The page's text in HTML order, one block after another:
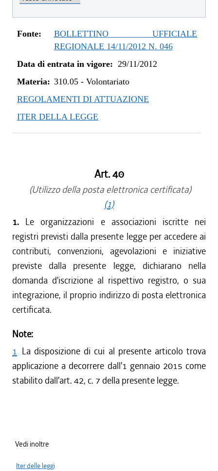
dal 08/08/2014 al 06/01/2015
dal 16/11/2013 al 07/08/2014
dal 07/01/2013 al 15/11/2013
dal 29/11/2012 al 06/01/2013
Fonte:
BOLLETTINO UFFICIALE
REGIONALE 14/11/2012 N. 046
Data di entrata in vigore: 29/11/2012
Materia: 310.05- Volontariato
REGOLAMENTI DI ATTUAZIONE
ITER DELLA LEGGE
Art. 40
(Utilizzo della posta elettronica certificata)
(1)
1. Le organizzazioni e associazioni iscritte nei
registri previsti dalla presente legge per accedere ai
contributi, convenzioni, agevolazioni e iniziative
previste dalla presente legge, dichiarano nella
domanda d'iscrizione al rispettivo registro, o sua
integrazione, il proprio indirizzo di posta elettronica
certificata.
Note:
1 La disposizione di cui al presente articolo trova
applicazione a decorrere dall'1 gennaio 2015 come
stabilito dall'art. 42, c. 7 della presente legge.
Vedi inoltre
Iter delle leggi